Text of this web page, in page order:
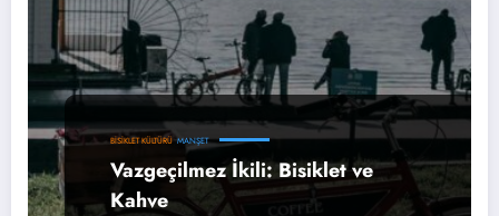
BISIKLET KÜLTÜRÜ MANŞET
Vazgeçilmez İkili: Bisiklet ve
Kahve